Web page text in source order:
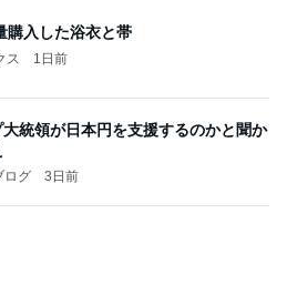
購入した浴衣と帯
ス 1日前
統領が日本円を支援するのかと聞か
ログ 3日前